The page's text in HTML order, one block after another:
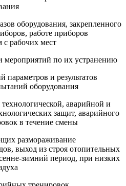
оборудования, закрепленного
работе приборов
рабочих мест
мероприятий по их устранению
и результатов
оборудования
аварийной и
защит, аварийного
в течение смены
размораживание
выход из строя отопительных
зимний период, при низких